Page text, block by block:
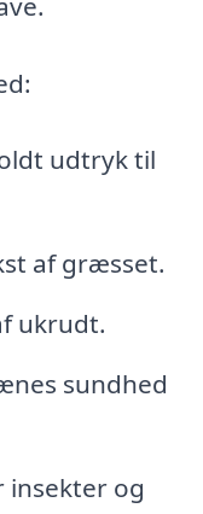
udtryk til
af græsset.
ukrudt.
sundhed
insekter og